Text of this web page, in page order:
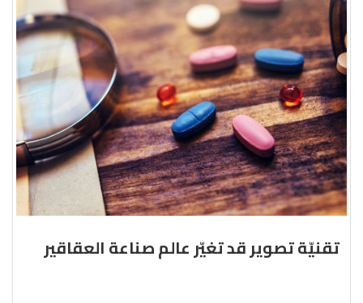
تقنيّة تصوير قد تغيّر عالم صناعة العقاقير